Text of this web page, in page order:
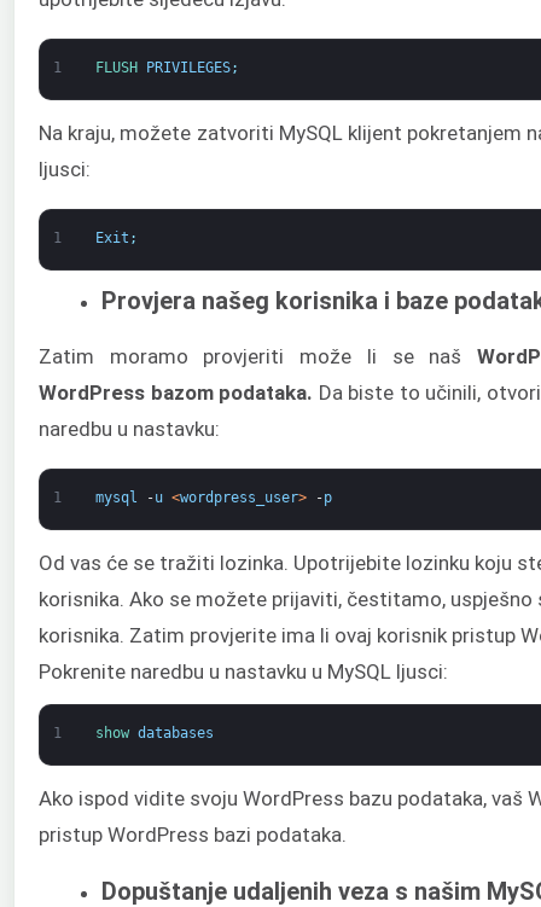
1 FLUSH PRIVILEGES;
Na kraju, možete zatvoriti MySQL klijent pokretanjem
ljusci:
1 Exit ;
Provjera našeg korisnika i baze
Zatim moramo provjeriti može li se naš
WordPress bazom podataka. Da biste to učinili,
naredbu u nastavku:
1 mysql -u <wordpress_user> -p
Od vas će se tražiti lozinka. Upotrijebite lozinku koju
korisnika. Ako se možete prijaviti, čestitamo, uspješno
korisnika. Zatim provjerite ima li ovaj korisnik pristup
Pokrenite naredbu u nastavku u MySQL ljusci:
1 show databases
Ako ispod vidite svoju WordPress bazu podataka, vaš
pristup WordPress bazi podataka.
Dopuštanje udaljenih veza s našim